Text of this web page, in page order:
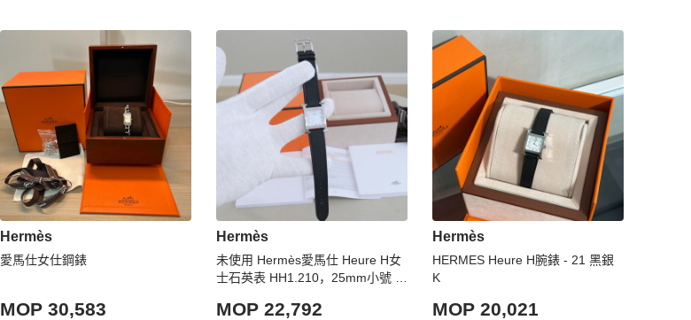
Hermès
愛馬仕女仕鋼錶
MOP 30,583
Hermès
未使用 Hermès愛馬仕 Heure H女
士石英表 HH1.210，25mm小號 配
MOP 22,792
Hermès
HERMES Heure H腕錶 - 21 黑銀
K
MOP 20,021